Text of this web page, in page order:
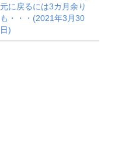
元に戻るには3カ月余り
も・・・(2021年3月30
日)